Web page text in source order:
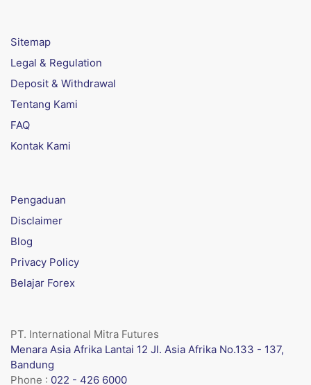
Sitemap
Legal & Regulation
Deposit & Withdrawal
Tentang Kami
FAQ
Kontak Kami
Pengaduan
Disclaimer
Blog
Privacy Policy
Belajar Forex
PT. International Mitra Futures
Menara Asia Afrika Lantai 12 Jl. Asia Afrika No.133 - 137,
Bandung
Phone : 022 - 426 6000